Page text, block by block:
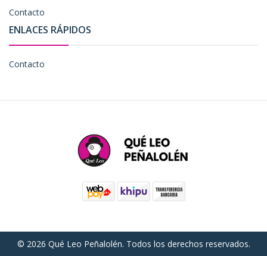
Contacto
ENLACES RÁPIDOS
Contacto
© 2026 Qué Leo Peñalolén. Todos los derechos reservados.